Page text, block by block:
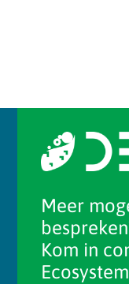
Meer
Kom in